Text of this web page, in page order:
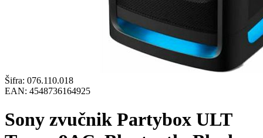
Šifra: 076.110.018
EAN: 4548736164925
Sony zvučnik Partybox ULT